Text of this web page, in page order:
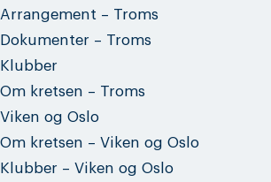
Arrangement – Troms
Dokumenter – Troms
Klubber
Om kretsen – Troms
Viken og Oslo
Om kretsen – Viken og Oslo
Klubber – Viken og Oslo